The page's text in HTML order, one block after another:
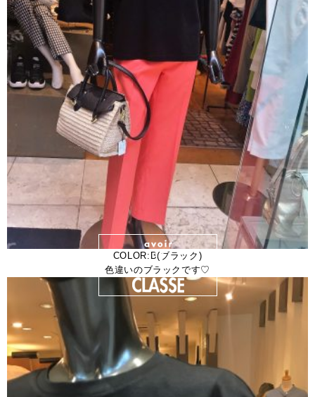
COLOR:B(ブラック)
色違いのブラックです♡